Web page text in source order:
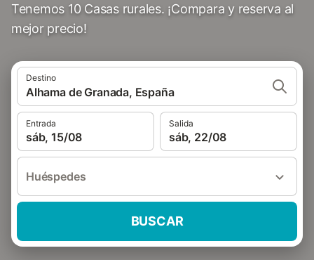
Tenemos 10 Casas rurales. ¡Compara y reserva al
mejor precio!
Destino
Alhama de Granada, España
Entrada
sáb, 15/08
Salida
sáb, 22/08
Huéspedes
BUSCAR